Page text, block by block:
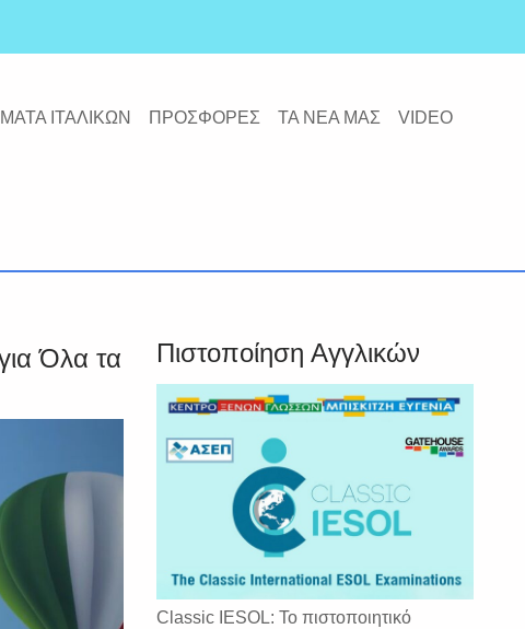
ΙΤΑΛΙΚΩΝ ΠΡΟΣΦΟΡΕΣ ΤΑ ΝΕΑ ΜΑΣ VIDEO
Όλα τα
Πιστοποίηση Αγγλικών
Classic IESOL: Το πιστοποιητικό